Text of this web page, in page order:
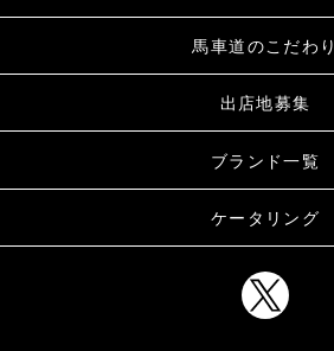
馬車道のこだわり
出店地募集
ブランド一覧
ケータリング